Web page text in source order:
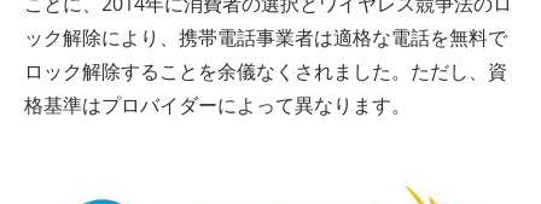
ック解除により、携帯電話事業者は適格な電話を無料で
ロック解除することを余儀なくされました。ただし、資
格基準はプロバイダーによって異なります。